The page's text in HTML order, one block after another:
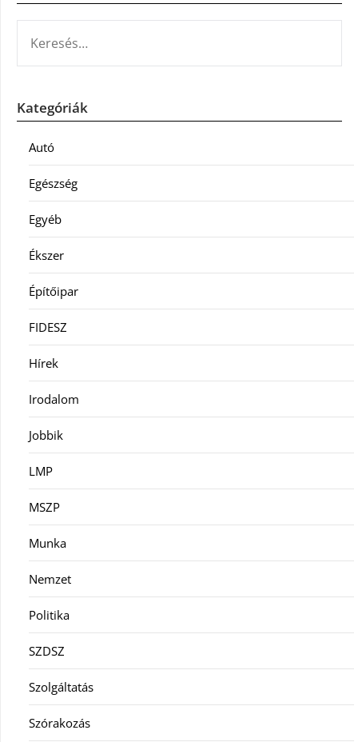
Kategóriák
Autó
Egészség
Egyéb
Ékszer
Építőipar
FIDESZ
Hírek
Irodalom
Jobbik
LMP
MSZP
Munka
Nemzet
Politika
SZDSZ
Szolgáltatás
Szórakozás